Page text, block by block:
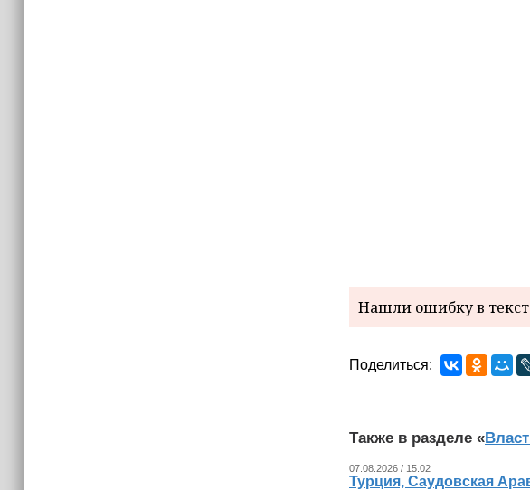
Нашли ошибку в
Поделиться:
Также в разделе «
07.08.2026 / 15.02
Турция, Саудовская